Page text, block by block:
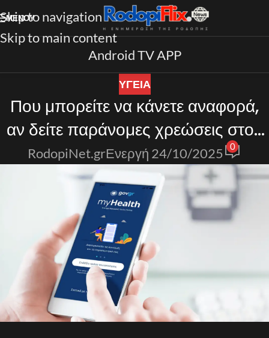
Skip to navigation
Skip to main content
ΜΕΝΟΎ
Android TV APP
ΥΓΕΙΑ
Που μπορείτε να κάνετε αναφορά,
αν δείτε παράνομες χρεώσεις στον
ΑΜΚΑ σας
RodopiNet.grΕνεργή 24/10/2025 0